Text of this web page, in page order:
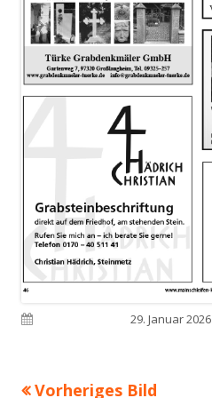
Veröffentlicht am29. Januar 2026
Vorheriges Bild